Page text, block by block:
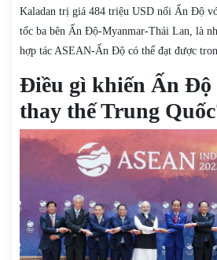
Kaladan trị giá 484 triệu USD nối Ấn Độ
tốc ba bên Ấn Độ-Myanmar-Thái Lan, là
hợp tác ASEAN-Ấn Độ có thể đạt được
Điều gì khiến Ấn Độ
thay thế Trung